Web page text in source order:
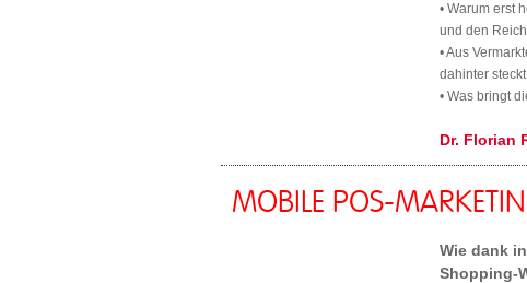
• Warum erst
und den
• Aus
dahinter steckt
• Was bringt
Dr. Florian
MOBILE POS-
Wie dank
Shopping-